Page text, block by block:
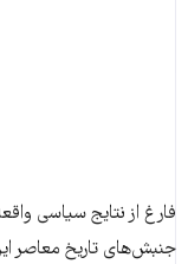
جنبش‌های تاریخ معاصر